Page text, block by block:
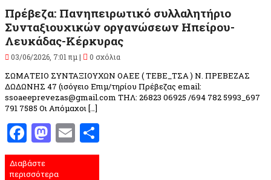
Πρέβεζα: Πανηπειρωτικό συλλαλητήριο
Συνταξιουχικών οργανώσεων Ηπείρου-
Λευκάδας-Κέρκυρας
03/06/2026, 7:01 πμ | 0 σχόλια
ΣΩΜΑΤΕΙΟ ΣΥΝΤΑΞΙΟΥΧΩΝ ΟΑΕΕ ( ΤΕΒΕ_ΤΣΑ ) Ν. ΠΡΕΒΕΖΑΣ
ΔΩΔΩΝΗΣ 47 (ισόγειο Επιμ/τηρίου Πρέβεζας email:
ssoaeeprevezas@gmail.com ΤΗΛ: 26823 06925 /694 782 5993_697
791 7585 Οι Απόμαχοι […]
Facebook
Mastodon
Email
Διαβάστε
περισσότερα